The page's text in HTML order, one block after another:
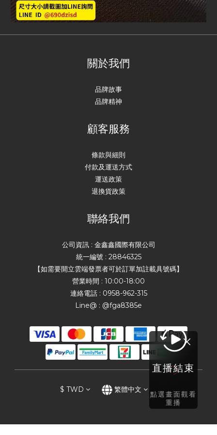
關於我們
品牌故事
品牌精神
顧客服務
條款與細則
付款及運送方式
運送政策
退換貨政策
聯絡我們
公司資訊 : 金鑫鑫國際有限公司
統一編號 : 28846325
【如需要開立雲端發票者可於訂單加註載具號碼】
營業時間 : 10:00-18:00
連絡電話 : 0958-962-315
Line@ : @fga8385e
$ TWD 繁體中文
直播結束
點選畫面觀看
重播